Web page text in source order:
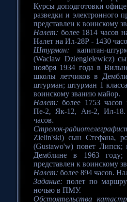
Курсы доподготовки
разведки и электронного
представлен к воинскому
Налет: более 1814 часов
Налет на Ил-28Р - 1430
Штурман: капитан-
(Waclaw Dziengielewicz)
ноября 1934 года в
школы летчиков в
штурман; штурман 1
воинскому званию майор.
Налет: более 1753
Пе-2, Як-12, Ан-2, Ил-
часов.
Стрелок-
Zielin'ski) сын Стефана,
(Gustawo'w) повет
Демблине в 1963 году;
представлен к воинскому
Налет: более 894 часов.
Задание: полет по
ночью в ПМУ.
Обстоятельства